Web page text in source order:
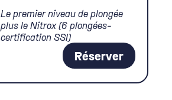
Le premier niveau de plongée
plus le Nitrox (6 plongées-
certification SSI)
Réserver